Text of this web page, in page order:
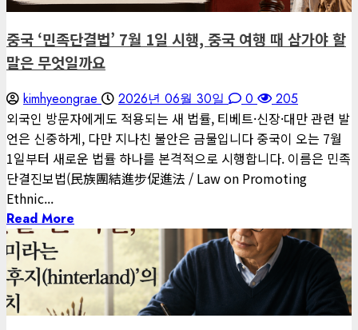
중국 ‘민족단결법’ 7월 1일 시행, 중국 여행 때 삼가야 할
말은 무엇일까요
kimhyeongrae 2026년 06월 30일 0 205
외국인 방문자에게도 적용되는 새 법률, 티베트·신장·대만 관련 발
언은 신중하게, 다만 지나친 불안은 금물입니다 중국이 오는 7월
1일부터 새로운 법률 하나를 본격적으로 시행합니다. 이름은 민족
단결진보법(民族團結進步促進法 / Law on Promoting
Ethnic...
Read More
1 minute read
게재된 글
편집장 칼럼